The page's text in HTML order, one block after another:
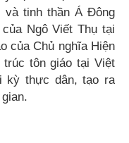
và tinh thần Á Đông
Ngô Viết Thụ tại
của Chủ nghĩa Hiện
tôn giáo tại Việt
kỳ thực dân, tạo ra